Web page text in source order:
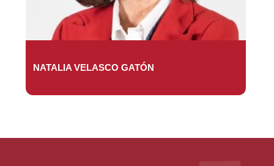
NATALIA VELASCO GATÓN